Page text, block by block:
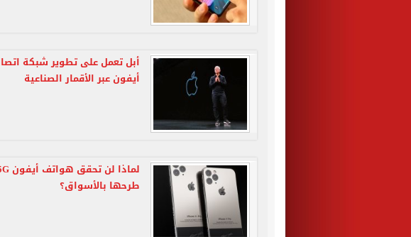
أبل تعمل على تطوير شبكة
أيفون عبر الأقمار الصناعية
طرحها بالأسواق؟